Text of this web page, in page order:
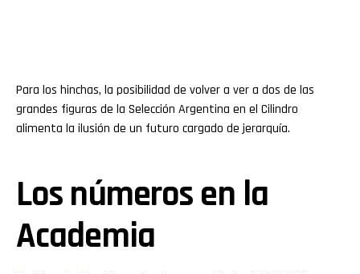
Para los hinchas, la posibilidad de volver a ver a dos de las
grandes figuras de la Selección Argentina en el Cilindro
alimenta la ilusión de un futuro cargado de jerarquía.
Los números en la
Academia